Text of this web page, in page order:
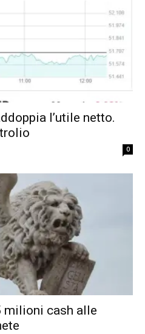
l’utile netto.
0
milioni cash alle